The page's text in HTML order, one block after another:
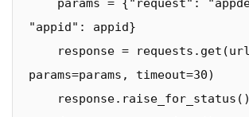
"appid": appid}
params=params, timeout=30)